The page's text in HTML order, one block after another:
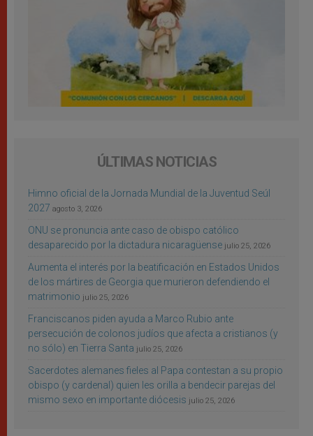
ÚLTIMAS NOTICIAS
Himno oficial de la Jornada Mundial de la Juventud Seúl
2027 agosto 3, 2026
ONU se pronuncia ante caso de obispo católico
desaparecido por la dictadura nicaragüense julio 25, 2026
Aumenta el interés por la beatificación en Estados Unidos
de los mártires de Georgia que murieron defendiendo el
matrimonio julio 25, 2026
Franciscanos piden ayuda a Marco Rubio ante
persecución de colonos judíos que afecta a cristianos (y
no sólo) en Tierra Santa julio 25, 2026
Sacerdotes alemanes fieles al Papa contestan a su propio
obispo (y cardenal) quien les orilla a bendecir parejas del
mismo sexo en importante diócesis julio 25, 2026